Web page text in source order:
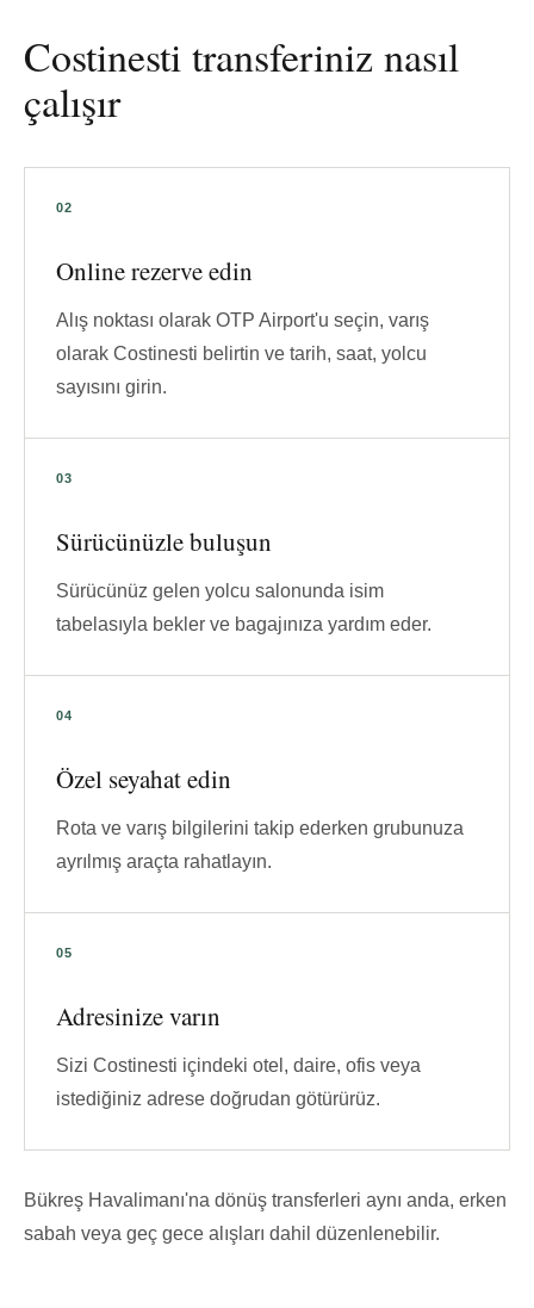
Costinesti transferiniz nasıl
çalışır
Online rezerve edin
Alış noktası olarak OTP Airport'u seçin, varış
olarak Costinesti belirtin ve tarih, saat, yolcu
sayısını girin.
Sürücünüzle buluşun
Sürücünüz gelen yolcu salonunda isim
tabelasıyla bekler ve bagajınıza yardım eder.
Özel seyahat edin
Rota ve varış bilgilerini takip ederken grubunuza
ayrılmış araçta rahatlayın.
Adresinize varın
Sizi Costinesti içindeki otel, daire, ofis veya
istediğiniz adrese doğrudan götürürüz.
Bükreş Havalimanı'na dönüş transferleri aynı anda, erken
sabah veya geç gece alışları dahil düzenlenebilir.